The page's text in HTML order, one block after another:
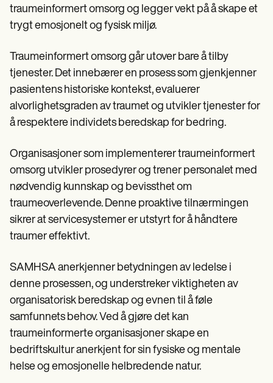
traumeinformert omsorg og legger vekt på å skape et
trygt emosjonelt og fysisk miljø.
Traumeinformert omsorg går utover bare å tilby
tjenester. Det innebærer en prosess som gjenkjenner
pasientens historiske kontekst, evaluerer
alvorlighetsgraden av traumet og utvikler tjenester for
å respektere individets beredskap for bedring.
Organisasjoner som implementerer traumeinformert
omsorg utvikler prosedyrer og trener personalet med
nødvendig kunnskap og bevissthet om
traumeoverlevende. Denne proaktive tilnærmingen
sikrer at servicesystemer er utstyrt for å håndtere
traumer effektivt.
SAMHSA anerkjenner betydningen av ledelse i
denne prosessen, og understreker viktigheten av
organisatorisk beredskap og evnen til å føle
samfunnets behov. Ved å gjøre det kan
traumeinformerte organisasjoner skape en
bedriftskultur anerkjent for sin fysiske og mentale
helse og emosjonelle helbredende natur.